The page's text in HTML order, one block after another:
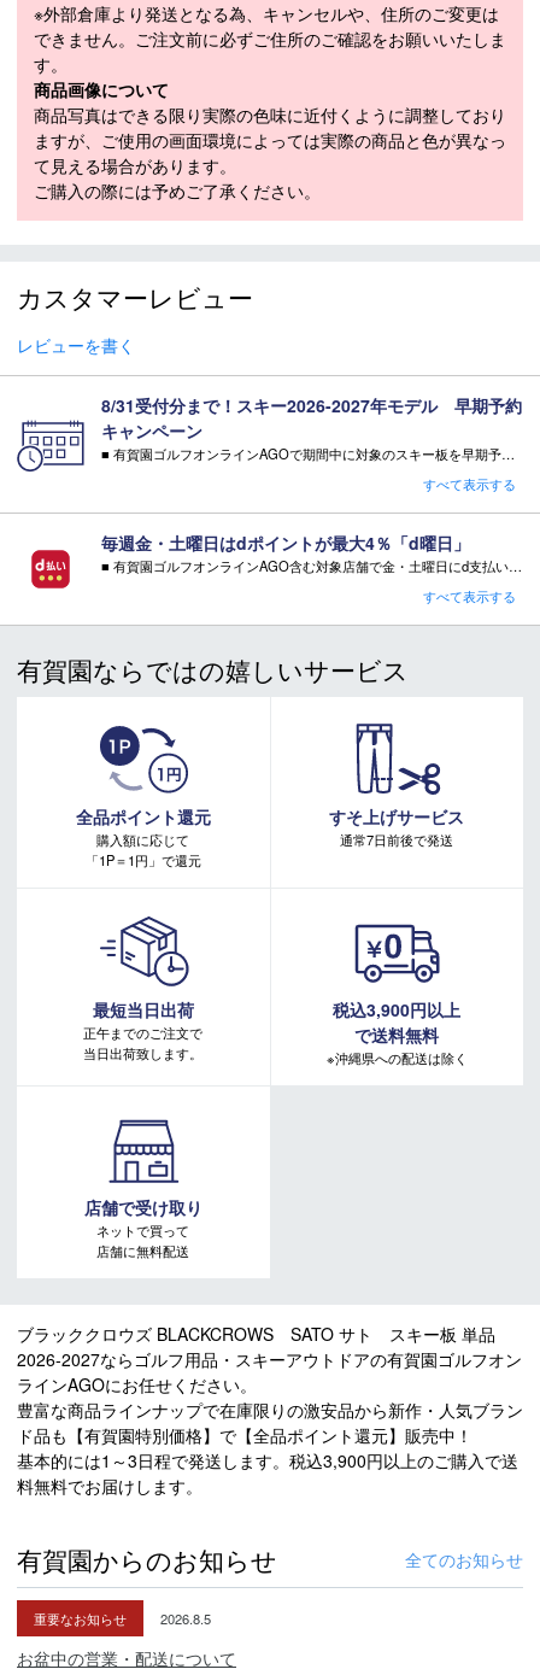
モデル
21425007
LENGTH（cm）
167.2cm / 173.4cm / 179.3cm
SIDECUT（mm）
173.4cm（128-90-114mm）、
179.3cm（129-90-115mm）
RADIUS（m）
167.2cm（18m）、173.4cm（18m）、
179.3cm（18m）
モデル年
スキー 注意事項
＊取扱商品は、日本正規品です。
＊商品情報はディーラーカタログを基に表記しております。
＊製造の時期により、デザインが商品画像と異なる場合がご
＊製造上におきる細かい傷・汚れは、不良品に該当はしませ
＊店頭在庫と共有をしております。タイミングにより完売す
る場合がございます。
＊商品に質問などある場合は、ご購入前にショップまでお問
※外部倉庫より発送となる為、キャンセルや、住所のご変更は
できません。ご注文前に必ずご住所のご確認をお願いいたしま
す。
商品画像について
商品写真はできる限り実際の色味に近付くように調整しており
ますが、ご使用の画面環境によっては実際の商品と色が異なっ
て見える場合があります。
ご購入の際には予めご了承ください。
カスタマーレビュー
レビューを書く
8/31受付分まで！スキー2026-2027年モデル 早期予約
キャンペーン
■ 有賀園ゴルフオンラインAGOで期間中に対象のスキー板を早期予約頂いた方に有償オプションを無料サービス！
※相当額として記載している有償オプション金額は当店の通常金額となります。
注意事項：
・特典をご希望の場合は、必ずページ内でご選択ください。
・特典をご希望されない場合、その相当額の値引き・ご返金はございません。
すべて表示する
毎週金・土曜日はdポイントが最大4％「d曜日」
■ 有賀園ゴルフオンラインAGO含む対象店舗で金・土曜日にd支払いをすると
■ キャンペーン期間：毎週 金・土曜日 AM 0:00 - PM 23:59
注意事項：
・有賀園ポイントの獲得には別途ログイン/新規登録が必要です。
・本特典は予告なく変更・中止させて頂く場合があります。
・本キャンペーンの特典を受ける場合、ドコモ専用ページでエントリーが必要です。
詳しくはこちらをご確認ください。
キャンペーンページ
すべて表示する
有賀園ならではの嬉しいサービス
全品ポイント還元
購入額に応じて
「1P＝1円」で還元
すそ上げサービス
通常7日前後で発送
最短当日出荷
正午までのご注文で
当日出荷致します。
税込3,900円以上
で送料無料
※沖縄県への配送は除く
店舗で受け取り
ネットで買って
店舗に無料配送
ブラッククロウズ BLACKCROWS SATO サト スキー板 単品
2026-2027ならゴルフ用品・スキーアウトドアの有賀園ゴルフオン
ラインAGOにお任せください。
豊富な商品ラインナップで在庫限りの激安品から新作・人気ブラン
ド品も【有賀園特別価格】で【全品ポイント還元】販売中！
基本的には1～3日程で発送します。税込3,900円以上のご購入で送
料無料でお届けします。
有賀園からのお知らせ 全てのお知らせ
重要なお知らせ 2026.8.5
お盆中の営業・配送について